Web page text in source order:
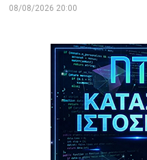
08/08/2026 20:00